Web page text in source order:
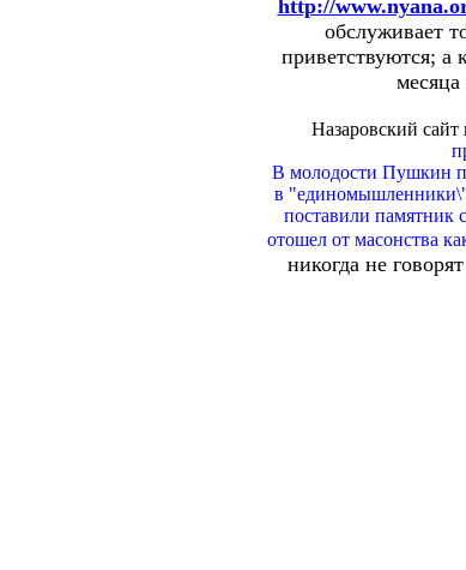
http://
обслуживает
приветствуются; а
Назаровский сайт
В молодости Пушкин
в "единомышленники\"
поставили памятник
отошел от масонства
никогда не